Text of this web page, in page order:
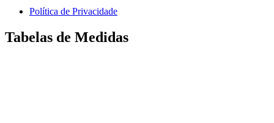
Política de Privacidade
Tabelas de Medidas